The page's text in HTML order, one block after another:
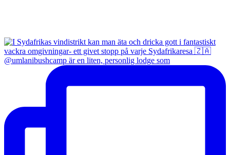
@umlanibushcamp är en liten, personlig lodge som